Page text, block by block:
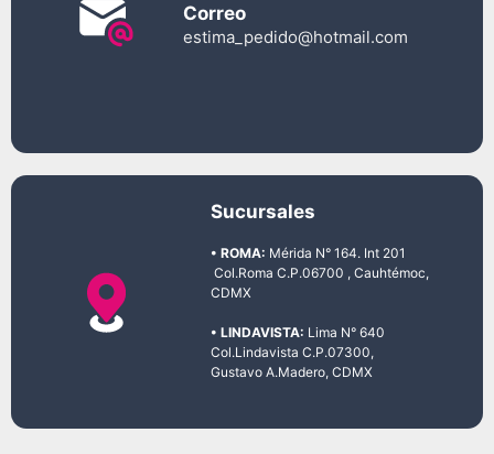
Correo
estima_pedido@hotmail.com
Sucursales
• ROMA: Mérida N° 164. Int 201
Col.Roma C.P.06700 , Cauhtémoc,
CDMX
• LINDAVISTA: Lima N° 640
Col.Lindavista C.P.07300,
Gustavo A.Madero, CDMX